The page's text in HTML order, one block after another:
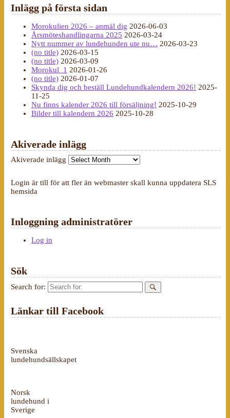
Inlägg på första sidan
Morokulien 2026 – anmäl dig 2026-06-03
Årsmöteshandlingarna 2025 2026-03-24
Nytt nummer av lundehunden ute nu… 2026-03-23
(no title) 2026-03-15
(no title) 2026-03-09
Morokul_1 2026-01-26
(no title) 2026-01-07
Skynda dig och beställ Lundehundkalendern 2026! 2025-
11-25
Nu finns kalender 2026 till försäljning! 2025-10-29
Bilder till kalendern 2026 2025-10-28
Akiverade inlägg
Akiverade inlägg
Login är till för att fler än webmaster skall kunna uppdatera SLS
hemsida
Inloggning administratörer
Log in
Sök
Search for:
Länkar till Facebook
Svenska
lundehundsällskapet
Norsk
lundehund i
Sverige